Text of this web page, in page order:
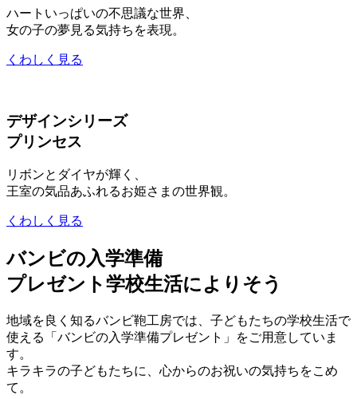
ハートいっぱいの不思議な世界、
女の子の夢見る気持ちを表現。
くわしく見る
デザインシリーズ
プリンセス
リボンとダイヤが輝く、
王室の気品あふれるお姫さまの世界観。
くわしく見る
バンビの入学準備
プレゼント学校生活によりそう
地域を良く知るバンビ鞄工房では、子どもたちの学校生活で
使える「バンビの入学準備プレゼント」をご用意していま
す。
キラキラの子どもたちに、心からのお祝いの気持ちをこめ
て。